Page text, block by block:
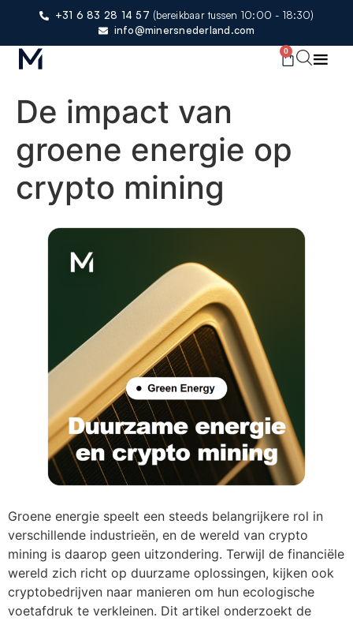
+31 6 83 28 14 57 (bereikbaar tussen 10:00 - 18:30)
info@minersnederland.com
0
De impact van
groene energie op
crypto mining
Groene energie speelt een steeds belangrijkere rol in
verschillende industrieën, en de wereld van crypto
mining is daarop geen uitzondering. Terwijl de financiële
wereld zich richt op duurzame oplossingen, kijken ook
cryptobedrijven naar manieren om hun ecologische
voetafdruk te verkleinen. Dit artikel onderzoekt de